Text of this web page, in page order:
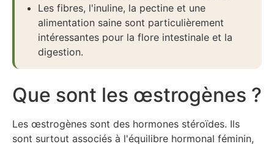
Les fibres, l'inuline, la pectine et une
alimentation saine sont particulièrement
intéressantes pour la flore intestinale et la
digestion.
Que sont les œstrogènes ?
Les œstrogènes sont des hormones stéroïdes. Ils
sont surtout associés à l'équilibre hormonal féminin,